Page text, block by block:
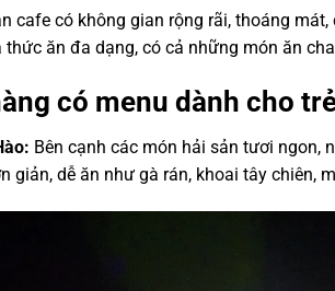
cafe có không gian rộng rãi, thoáng
thức ăn đa dạng, có cả những món ăn
có menu dành cho
Bên cạnh các món hải sản tươi ngon,
giản, dễ ăn như gà rán, khoai tây chiên,